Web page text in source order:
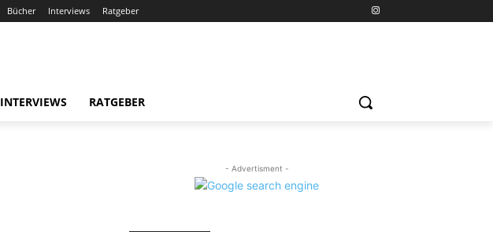
Bücher Interviews Ratgeber
INTERVIEWS RATGEBER
- Advertisment -